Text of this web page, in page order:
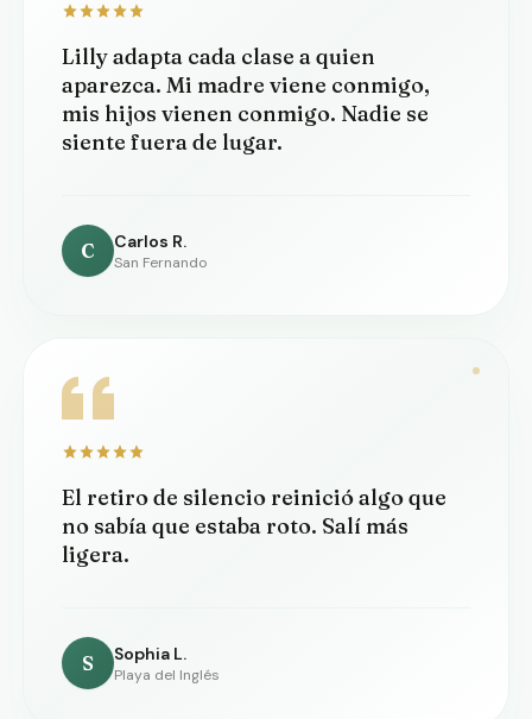
Lilly adapta cada clase a quien
aparezca. Mi madre viene conmigo,
mis hijos vienen conmigo. Nadie se
siente fuera de lugar.
C Carlos R.
San Fernando
El retiro de silencio reinició algo que
no sabía que estaba roto. Salí más
ligera.
S Sophia L.
Playa del Inglés